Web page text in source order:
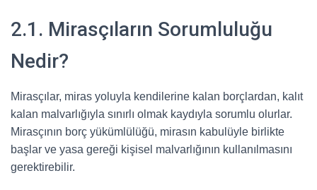
2.1. Mirasçıların Sorumluluğu
Nedir?
Mirasçılar, miras yoluyla kendilerine kalan borçlardan, kalıt
kalan malvarlığıyla sınırlı olmak kaydıyla sorumlu olurlar.
Mirasçının borç yükümlülüğü, mirasın kabulüyle birlikte
başlar ve yasa gereği kişisel malvarlığının kullanılmasını
gerektirebilir.